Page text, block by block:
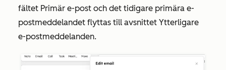
fältet Primär e-post och det tidigare primära e-
postmeddelandet flyttas till avsnittet Ytterligare
e-postmeddelanden.